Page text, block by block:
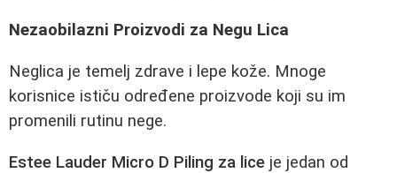
Nezaobilazni Proizvodi za Negu Lica
Neglica je temelj zdrave i lepe kože. Mnoge
korisnice ističu određene proizvode koji su im
promenili rutinu nege.
Estee Lauder Micro D Piling za lice je jedan od